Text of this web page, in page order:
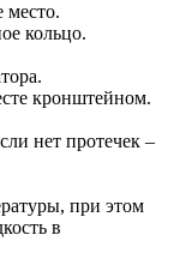
место.
кольцо.
кронштейном.
нет протечек –
при этом
в